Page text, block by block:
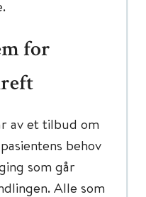
for
av et tilbud om
behov
som går
Alle som